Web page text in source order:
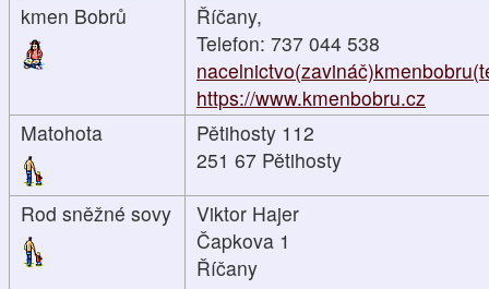
kmen Bobrů
Říčany,
Telefon: 737 044 538
https://www.kmenbobru.cz
Matohota
Pětihosty 112
251 67 Pětihosty
Rod sněžné sovy
Viktor Hajer
Čapkova 1
Říčany